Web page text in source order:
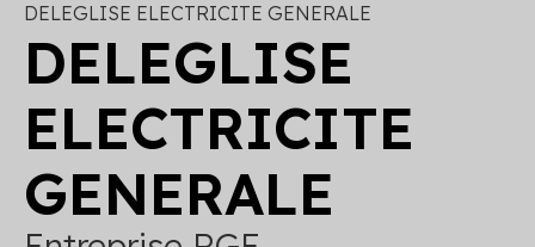
DELEGLISE ELECTRICITE GENERALE
DELEGLISE
ELECTRICITE
GENERALE